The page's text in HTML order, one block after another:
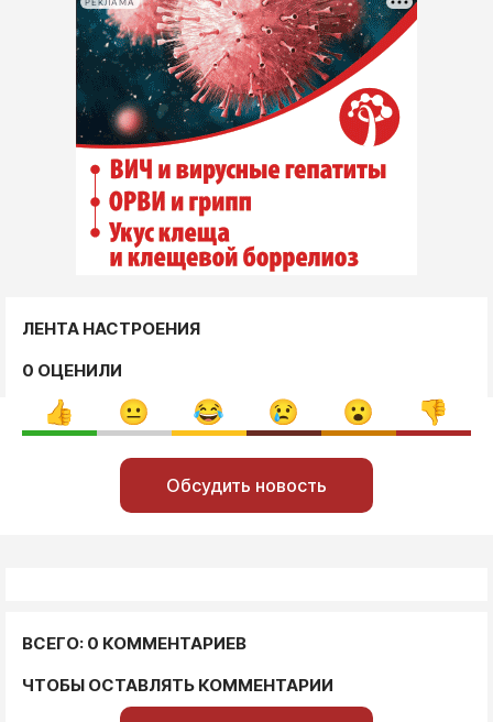
РЕКЛАМА
ЛЕНТА НАСТРОЕНИЯ
0 ОЦЕНИЛИ
Обсудить новость
ВСЕГО: 0 КОММЕНТАРИЕВ
ЧТОБЫ ОСТАВЛЯТЬ КОММЕНТАРИИ